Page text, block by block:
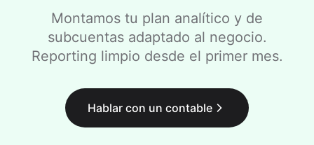
Montamos tu plan analítico y de
subcuentas adaptado al negocio.
Reporting limpio desde el primer mes.
Hablar con un contable